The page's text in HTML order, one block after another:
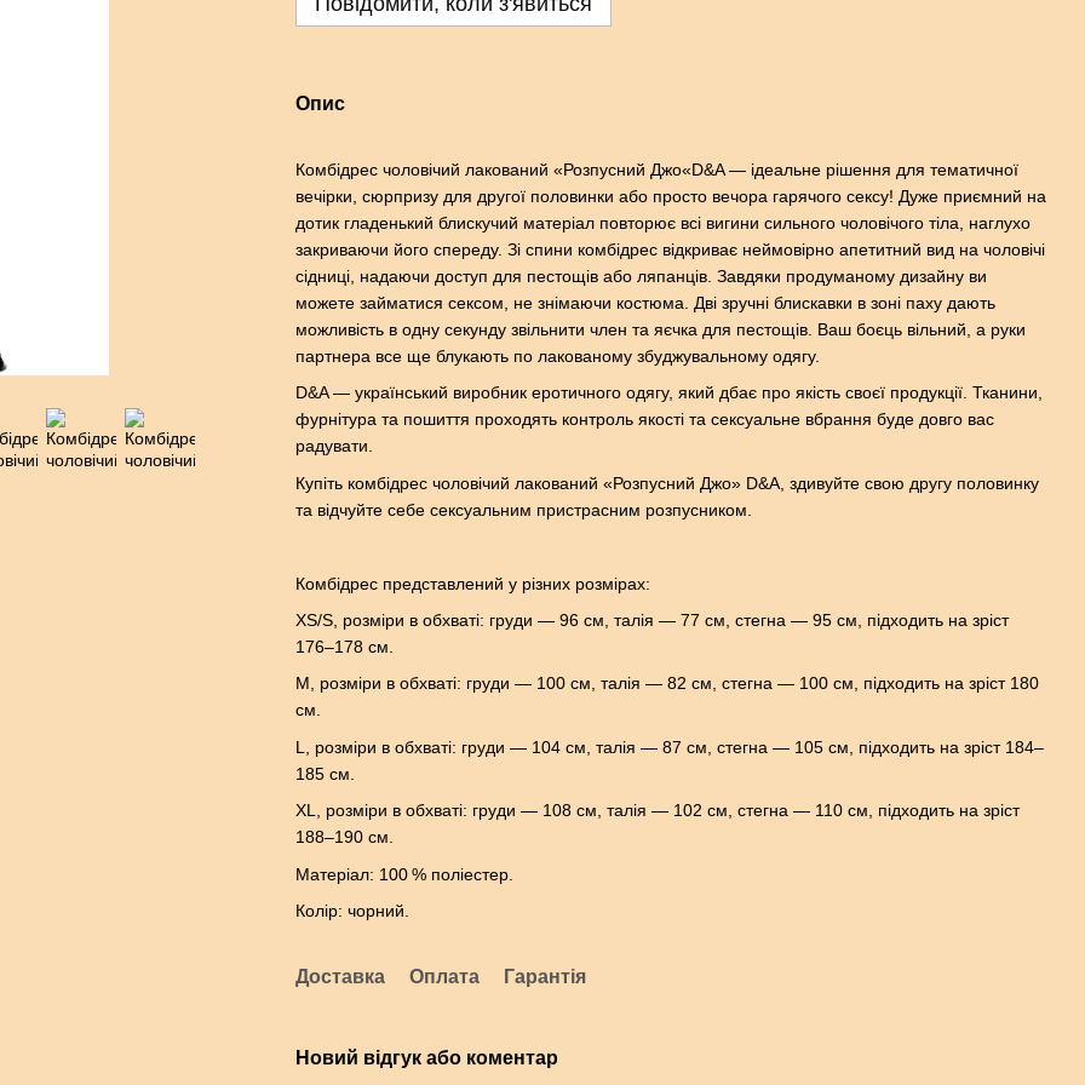
Опис
Комбідрес чоловічий лакований «Розпусний Джо«D&A — ідеальне рішення для тематичної
вечірки, сюрпризу для другої половинки або просто вечора гарячого сексу! Дуже приємний на
дотик гладенький блискучий матеріал повторює всі вигини сильного чоловічого тіла, наглухо
закриваючи його спереду. Зі спини комбідрес відкриває неймовірно апетитний вид на чоловічі
сідниці, надаючи доступ для пестощів або ляпанців. Завдяки продуманому дизайну ви
можете займатися сексом, не знімаючи костюма. Дві зручні блискавки в зоні паху дають
можливість в одну секунду звільнити член та яєчка для пестощів. Ваш боєць вільний, а руки
партнера все ще блукають по лакованому збуджувальному одягу.
D&A — український виробник еротичного одягу, який дбає про якість своєї продукції. Тканини,
фурнітура та пошиття проходять контроль якості та сексуальне вбрання буде довго вас
радувати.
Купіть комбідрес чоловічий лакований «Розпусний Джо» D&A, здивуйте свою другу половинку
та відчуйте себе сексуальним пристрасним розпусником.
Комбідрес представлений у різних розмірах:
XS/S, розміри в обхваті: груди — 96 см, талія — 77 см, стегна — 95 см, підходить на зріст
176–178 см.
M, розміри в обхваті: груди — 100 см, талія — 82 см, стегна — 100 см, підходить на зріст 180
см.
L, розміри в обхваті: груди — 104 см, талія — 87 см, стегна — 105 см, підходить на зріст 184–
185 см.
XL, розміри в обхваті: груди — 108 см, талія — 102 см, стегна — 110 см, підходить на зріст
188–190 см.
Матеріал: 100 % поліестер.
Колір: чорний.
Доставка Оплата Гарантія
Новий відгук або коментар